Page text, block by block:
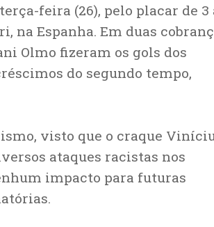
feira (26), pelo placar de 3
na Espanha. Em duas
Olmo fizeram os gols dos
do segundo tempo,
visto que o craque
ataques racistas nos
impacto para futuras